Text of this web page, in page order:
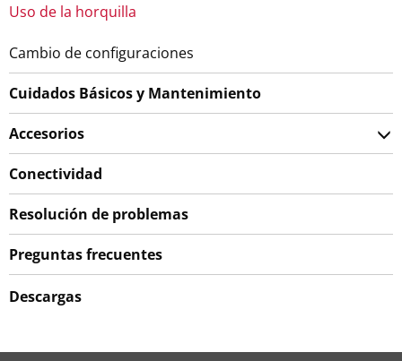
Uso de la horquilla
Cambio de configuraciones
Cuidados Básicos y Mantenimiento
Accesorios
Conectividad
Resolución de problemas
Preguntas frecuentes
Descargas